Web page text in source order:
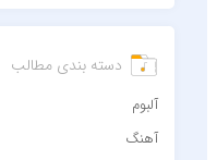
دسته بندی مطالب
آلبوم
آهنگ